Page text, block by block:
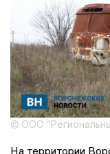
© ООО
На территории